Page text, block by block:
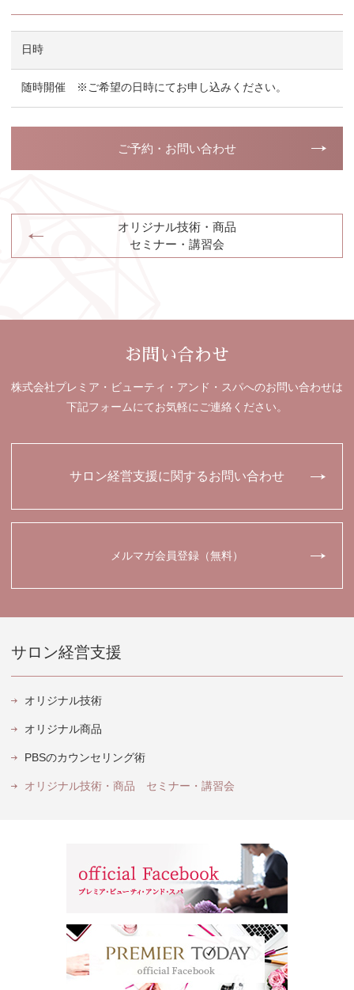
日時
随時開催 ※ご希望の日時にてお申し込みください。
ご予約・お問い合わせ
オリジナル技術・商品
セミナー・講習会
お問い合わせ
株式会社プレミア・ビューティ・アンド・スパへのお問い合わせは
下記フォームにてお気軽にご連絡ください。
サロン経営支援に関するお問い合わせ
メルマガ会員登録（無料）
サロン経営支援
オリジナル技術
オリジナル商品
PBSのカウンセリング術
オリジナル技術・商品 セミナー・講習会